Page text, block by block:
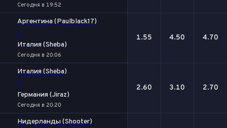
Сегодня в 19:52
Аргентина (Paulblack17)
-
Италия (Sheba)
Сегодня в 20:06
1.55 4.50 4.70
Италия (Sheba)
-
Германия (Jiraz)
Сегодня в 20:20
2.60 3.10 2.70
Нидерланды (Shooter)